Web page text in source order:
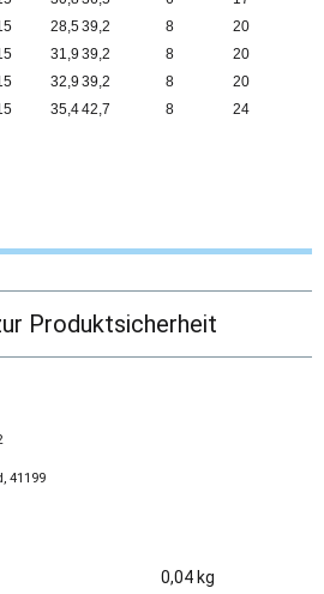
28,539,2 8
20
31,9 39,2 8
20
32,9 39,2 8
20
35,442,7 8 24
Produktsicherheit
41199
0,04 kg